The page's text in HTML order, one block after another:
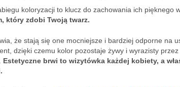
koloryzacji to klucz do zachowania ich pięknego
który zdobi Twoją twarz.
że stają się one mocniejsze i bardziej odporne na
dzięki czemu kolor pozostaje żywy i wyrazisty
Estetyczne brwi to wizytówka każdej kobiety, a